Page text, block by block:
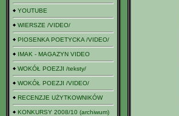
YOUTUBE
WIERSZE /VIDEO/
PIOSENKA POETYCKA /VIDEO/
IMAK - MAGAZYN VIDEO
WOKÓŁ POEZJI /teksty/
WOKÓŁ POEZJI /VIDEO/
RECENZJE UŻYTKOWNIKÓW
KONKURSY 2008/10 (archiwum)